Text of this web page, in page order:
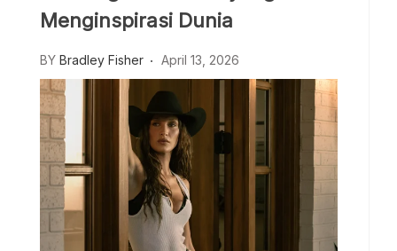
Menginspirasi Dunia
BY Bradley Fisher April 13, 2026